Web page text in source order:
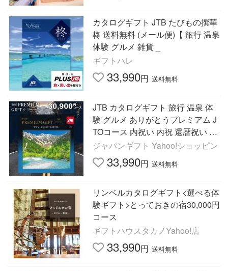
カタログギフト JTB たびもの撰華
柊 送料無料 (メール便)【 旅行 温泉
体験 グルメ 雑貨 _
ギフトハレ
33,990円 送料無料
JTB カタログギフト 旅行 温泉 体
験 グルメ ありがとうプレミアム J
TOコース 内祝い 内祝 還暦祝い 退
職祝い 快気祝い 香典返し 旅行券
男性 女性 プレゼント
ジャパンギフト Yahoo!ショッピン
33,990円 送料無料
リンベルカタログギフト<選べる体
験ギフト>とっておきの宿30,000円
コース
ギフトハウスタカノYahoo!店
33,990円 送料無料